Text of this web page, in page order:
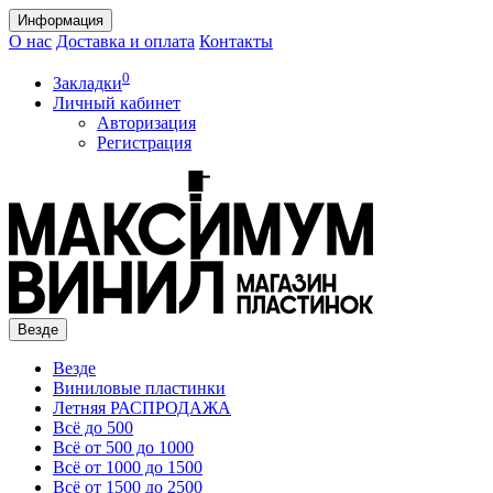
Информация
О нас Доставка и оплата Контакты
Закладки0
Личный кабинет
Авторизация
Регистрация
Везде
Везде
Виниловые пластинки
Летняя РАСПРОДАЖА
Всё до 500
Всё от 500 до 1000
Всё от 1000 до 1500
Всё от 1500 до 2500